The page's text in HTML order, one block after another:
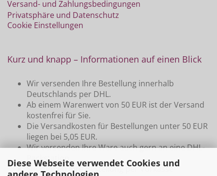
Diese Webseite verwendet Cookies und
Versand- und Zahlungsbedingungen
Privatsphäre und Datenschutz
Cookie Einstellungen
Kurz und knapp – Informationen auf einen Blick
Wir versenden Ihre Bestellung innerhalb
Deutschlands per DHL.
Ab einem Warenwert von 50 EUR ist der Versand
kostenfrei für Sie.
Die Versandkosten für Bestellungen unter 50 EUR
liegen bei 5,05 EUR.
Wir versenden Ihre Ware auch gern an eine DHL-
Packstation
Sie können Ihre Bestellung per Vorkasse-